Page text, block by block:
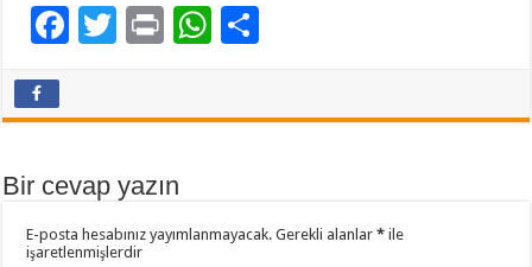
F
o
k
T
Pr W
Bir cevap yazın
E-posta hesabınız yayımlanmayacak. Gerekli alanlar* ile
işaretlenmişlerdir